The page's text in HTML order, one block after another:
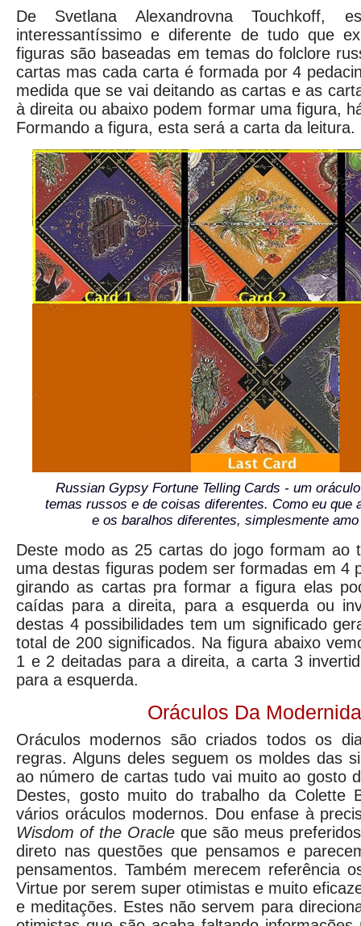
De Svetlana Alexandrovna Touchkoff,
interessantíssimo e diferente de tudo que
figuras são baseadas em temas do folclore
cartas mas cada carta é formada por 4
medida que se vai deitando as cartas e as
à direita ou abaixo podem formar uma figura,
Formando a figura, esta será a carta da leitura.
Russian Gypsy Fortune Telling Cards - um
temas russos e de coisas diferentes. Como eu que
e os baralhos diferentes, simplesmente
Deste modo as 25 cartas do jogo formam ao
uma destas figuras podem ser formadas em 4
girando as cartas pra formar a figura elas
caídas para a direita, para a esquerda ou
destas 4 possibilidades tem um significado
total de 200 significados. Na figura abaixo
1 e 2 deitadas para a direita, a carta 3
para a esquerda.
Oráculos Da
Oráculos modernos são criados todos os
regras. Alguns deles seguem os moldes das
ao número de cartas tudo vai muito ao gosto
Destes, gosto muito do trabalho da Colette
vários oráculos modernos. Dou enfase à
Wisdom of the Oracle que são meus
direto nas questões que pensamos e
pensamentos. Também merecem referência
Virtue por serem super otimistas e muito
e meditações. Estes não servem para